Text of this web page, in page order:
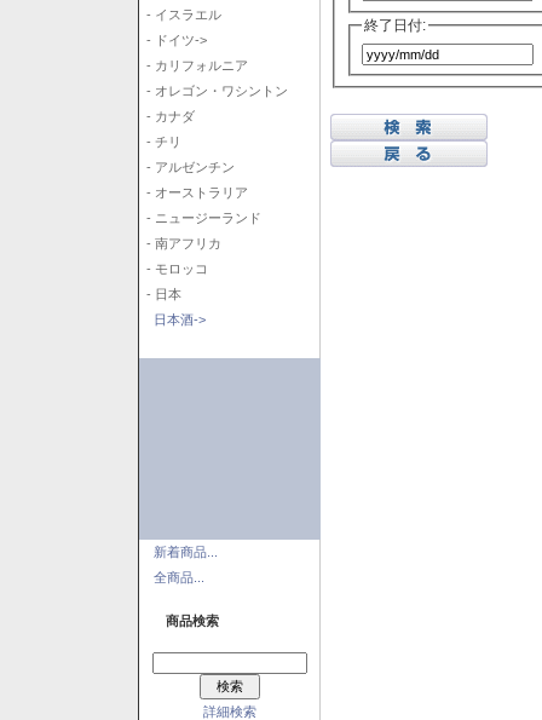
- イスラエル
- ドイツ->
- カリフォルニア
- オレゴン・ワシントン
- カナダ
- チリ
- アルゼンチン
- オーストラリア
- ニュージーランド
- 南アフリカ
- モロッコ
- 日本
日本酒->
新着商品...
全商品...
商品検索
詳細検索
終了日付: